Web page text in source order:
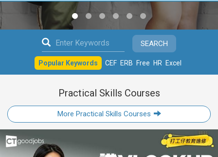
SEARCH
Popular Keywords CEF ERB Free HR Excel
Practical Skills Courses
More Practical Skills Courses